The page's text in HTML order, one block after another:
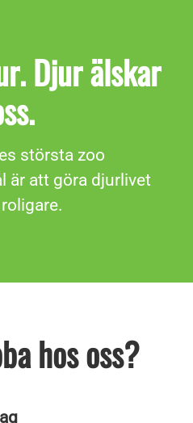
Djur älskar
största zoo
är att göra djurlivet
hos oss?